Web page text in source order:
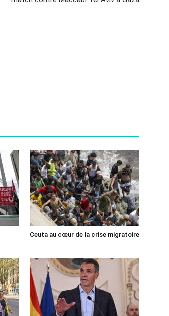
Ceuta au cœur de la crise migratoire